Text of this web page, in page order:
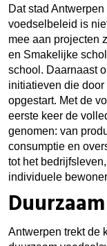
Dat stad
voedselbeleid is
mee aan projecten
en Smakelijke
school. Daarnaast
initiatieven die
opgestart. Met de
eerste keer de
genomen: van
consumptie en
tot het
individuele
Antwerpen trekt de